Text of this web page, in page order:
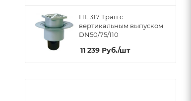
HL 317 Трап с
вертикальным выпуском
DN50/75/110
11 239 Руб./шт